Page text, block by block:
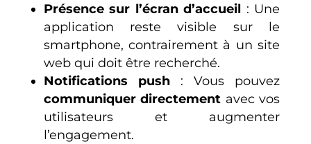
Présence sur l’écran d’accueil : Une
application reste visible sur le
smartphone, contrairement à un site
web qui doit être recherché.
Notifications push: Vous pouvez
communiquer directement avec vos
utilisateurs et augmenter
l’engagement.